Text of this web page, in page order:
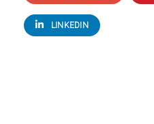
LINKEDIN